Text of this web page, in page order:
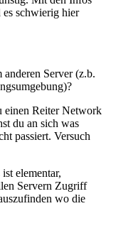
schwierig hier
Server (z.b.
einen Reiter Network
du an sich was
passiert. Versuch
elementar,
Servern Zugriff
wo die